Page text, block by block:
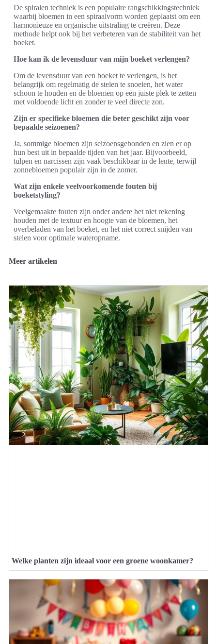
De spiralen techniek is een populaire rangschikkingstechniek
waarbij bloemen in een spiraalvorm worden geplaatst om een
harmonieuze en organische uitstraling te creëren. Deze
methode helpt ook bij het verbeteren van de stabiliteit van het
boeket.
Hoe kan ik de levensduur van mijn boeket verlengen?
Om de levensduur van een boeket te verlengen, is het
belangrijk om regelmatig de stelen te snoeien, het water
schoon te houden en de bloemen op een juiste plek te zetten
met voldoende licht en zonder te veel directe zon.
Zijn er specifieke bloemen die beter geschikt zijn voor
bepaalde seizoenen?
Ja, sommige bloemen zijn seizoensgebonden en zien er op
hun best uit in bepaalde tijden van het jaar. Bijvoorbeeld,
tulpen en narcissen zijn vaak beschikbaar in de lente, terwijl
zonnebloemen populair zijn in de zomer.
Wat zijn enkele veelvoorkomende fouten bij
boeketstyling?
Veelgemaakte fouten zijn onder andere het niet rekening
houden met de textuur en hoogte van de bloemen, het
overbeladen van het boeket, en het niet correct snijden van
stelen voor optimale wateropname.
Meer artikelen
Welke planten zijn ideaal voor een groene woonkamer?